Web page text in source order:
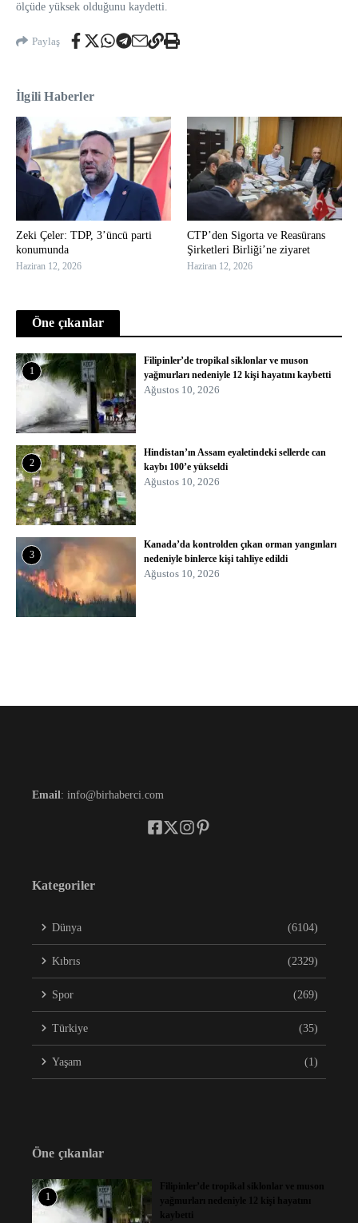
ölçüde yüksek olduğunu kaydetti.
Paylaş
İlgili Haberler
Zeki Çeler: TDP, 3’üncü parti
konumunda
Haziran 12, 2026
CTP’den Sigorta ve Reasürans
Şirketleri Birliği’ne ziyaret
Haziran 12, 2026
Öne çıkanlar
1
Filipinler’de tropikal siklonlar ve muson
yağmurları nedeniyle 12 kişi hayatını kaybetti
Ağustos 10, 2026
2
Hindistan’ın Assam eyaletindeki sellerde can
kaybı 100’e yükseldi
Ağustos 10, 2026
3
Kanada’da kontrolden çıkan orman yangınları
nedeniyle binlerce kişi tahliye edildi
Ağustos 10, 2026
Email: info@birhaberci.com
Kategoriler
Dünya (6104)
Kıbrıs (2329)
Spor (269)
Türkiye (35)
Yaşam (1)
Öne çıkanlar
1
Filipinler’de tropikal siklonlar ve muson
yağmurları nedeniyle 12 kişi hayatını
kaybetti